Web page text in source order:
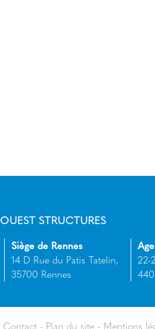
OUEST STRUCTURES
Siège de Rennes
14 D Rue du Patis Tatelin,
35700 Rennes
22-
Contact Plan du site Mentions